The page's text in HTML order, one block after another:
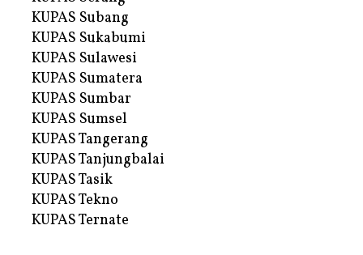
KUPAS Subang
KUPAS Sukabumi
KUPAS Sulawesi
KUPAS Sumatera
KUPAS Sumbar
KUPAS Sumsel
KUPAS Tangerang
KUPAS Tanjungbalai
KUPAS Tasik
KUPAS Tekno
KUPAS Ternate